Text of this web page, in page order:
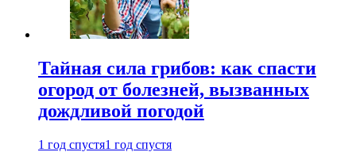
Тайная сила грибов: как спасти
огород от болезней, вызванных
дождливой погодой
1 год спустя1 год спустя